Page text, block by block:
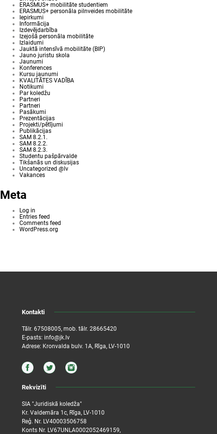
ERASMUS+ mobilitāte studentiem
ERASMUS+ personāla pilnveides mobilitāte
Iepirkumi
Informācija
Izdevējdarbība
Izejošā personāla mobilitāte
Izlaidumi
Jauktā intensīvā mobilitāte (BIP)
Jauno juristu skola
Jaunumi
Konferences
Kursu jaunumi
KVALITĀTES VADĪBA
Notikumi
Par koledžu
Partneri
Partneri
Pasākumi
Prezentācijas
Projekti/pētījumi
Publikācijas
SAM 8.2.1.
SAM 8.2.2.
SAM 8.2.3.
Studentu pašpārvalde
Tikšanās un diskusijas
Uncategorized @lv
Vakances
Meta
Log in
Entries feed
Comments feed
WordPress.org
Kontakti
Tālr. 67508005, mob. tālr. 28665420
E-pasts: info@jk.lv
Adrese: Kronvalda bulv. 1A, Rīga, LV-1010
Rekvizīti
SIA "Juridiskā koledža"
Kr. Valdemāra 1c, Rīga, LV-1010
Reģ. Nr. LV40003506758
Konts Nr. LV67UNLA0002052469159,